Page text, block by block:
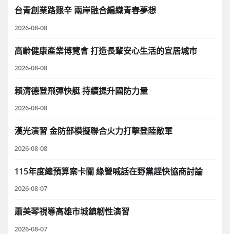
台青創業路艱辛 兩岸融合編織青春夢想
2026-08-08
高齡健康產業博覽會 打造長輩安心生活的宜居城市
2026-08-08
賴清德登飛彈快艇 持續提升國防力量
2026-08-08
漢光演習 金防部模擬聯合火力打擊登陸敵軍
2026-08-08
115年度總預算案卡關 綠營喊話在野黨趕快協商討論
2026-08-07
蕭美琴視導高雄市城鎮韌性演習
2026-08-07